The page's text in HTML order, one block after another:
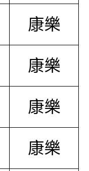
康樂
康樂
康樂
康樂